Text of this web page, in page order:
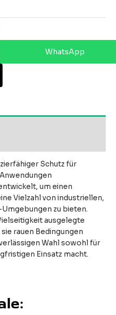
WhatsApp
Schutz für
um einen
Vielzahl von industriellen,
zu bieten.
ausgelegte
rauen Bedingungen
Wahl sowohl für
Einsatz macht.